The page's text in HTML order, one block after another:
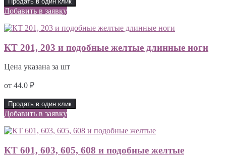
Добавить в заявку
КТ 201, 203 и подобные желтые длинные ноги
Цена указана за шт
от 44.0 ₽
Продать в один клик
Добавить в заявку
КТ 601, 603, 605, 608 и подобные желтые